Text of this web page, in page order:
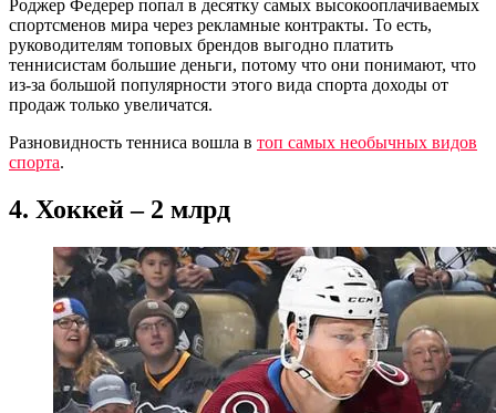
Роджер Федерер попал в десятку самых высокооплачиваемых
спортсменов мира через рекламные контракты. То есть,
руководителям топовых брендов выгодно платить
теннисистам большие деньги, потому что они понимают, что
из-за большой популярности этого вида спорта доходы от
продаж только увеличатся.
Разновидность тенниса вошла в топ самых необычных видов
спорта.
4. Хоккей – 2 млрд